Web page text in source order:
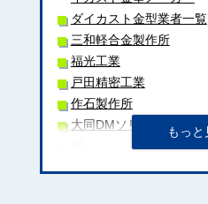
ダイカスト金型業者一覧
三和軽合金製作所
福光工業
戸田精密工業
作石製作所
大同DMソリューション